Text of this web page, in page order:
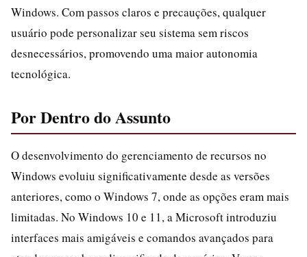
Windows. Com passos claros e precauções, qualquer
usuário pode personalizar seu sistema sem riscos
desnecessários, promovendo uma maior autonomia
tecnológica.
Por Dentro do Assunto
O desenvolvimento do gerenciamento de recursos no
Windows evoluiu significativamente desde as versões
anteriores, como o Windows 7, onde as opções eram mais
limitadas. No Windows 10 e 11, a Microsoft introduziu
interfaces mais amigáveis e comandos avançados para